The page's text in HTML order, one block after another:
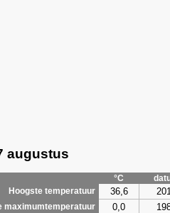
augustus
°C
Hoogste temperatuur
36,6
maximumtemperatuur 0,0